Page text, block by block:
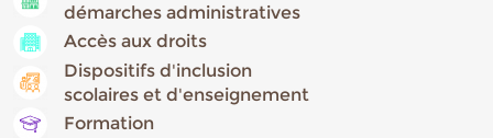
démarches administratives
Accès aux droits
Dispositifs d'inclusion
scolaires et d'enseignement
Formation